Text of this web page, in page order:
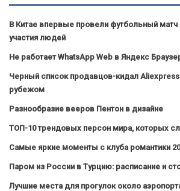
В Китае впервые провели футбольный
участия людей
Не работает WhatsApp Web в Яндекс
Черный список продавцов-кидал Aliexpress
рубежом
Разнообразие вееров Пентон в дизайне
ТОП-10 трендовых персон мира, которых
Самые яркие моменты с клуба романтики
Паром из России в Турцию: расписание и
Лучшие места для прогулок около